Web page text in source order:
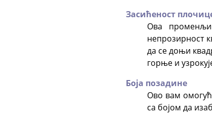
Засићеност
Ова
непрозирност
да се доњи
горње и
Боја позадине
Ово вам
са бојом да